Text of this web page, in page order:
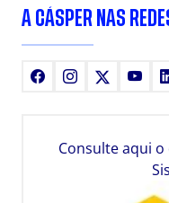
A CÁSPER NAS
FacebookInstagram
Consulte aqui